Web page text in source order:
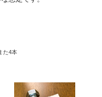
た4本